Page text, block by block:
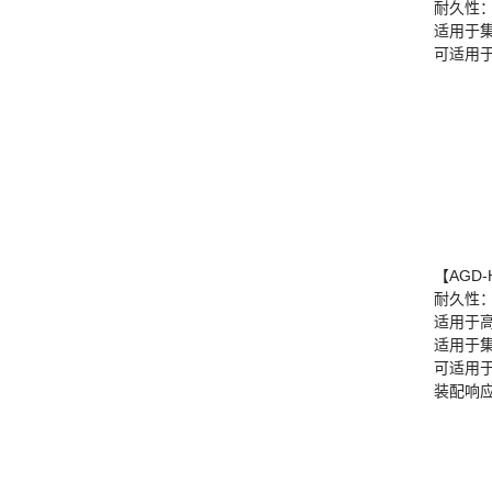
耐久性
适用于
可适用
【
耐久性
适用于
适用于
可适用
装配响